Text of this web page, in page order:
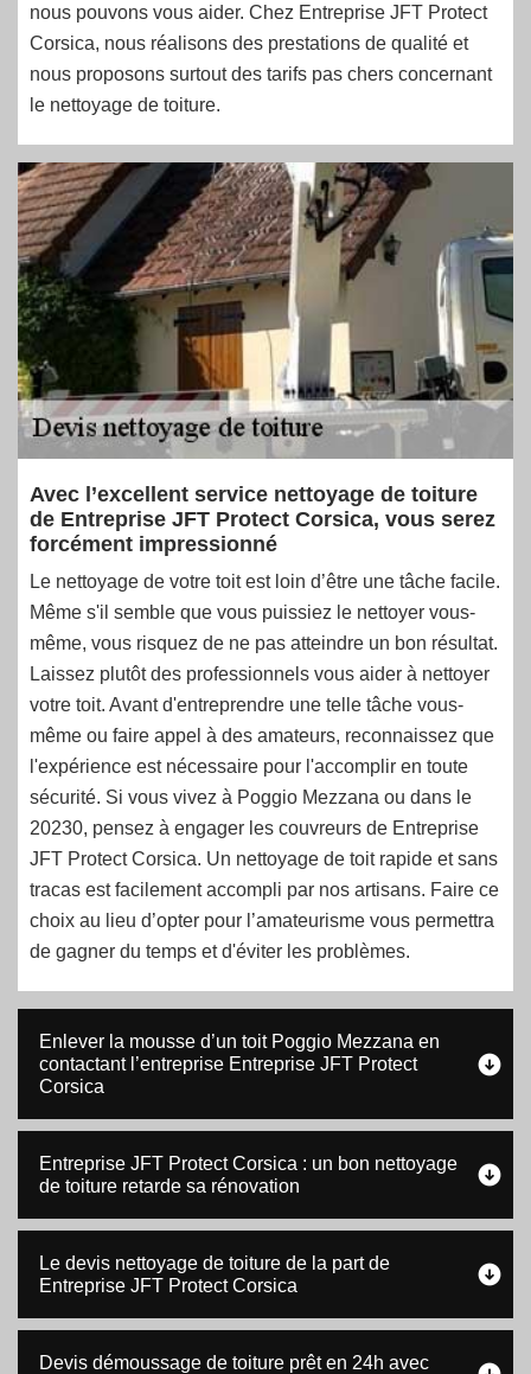
nous pouvons vous aider. Chez Entreprise JFT Protect
Corsica, nous réalisons des prestations de qualité et
nous proposons surtout des tarifs pas chers concernant
le nettoyage de toiture.
Avec l’excellent service nettoyage de toiture
de Entreprise JFT Protect Corsica, vous serez
forcément impressionné
Le nettoyage de votre toit est loin d’être une tâche facile.
Même s'il semble que vous puissiez le nettoyer vous-
même, vous risquez de ne pas atteindre un bon résultat.
Laissez plutôt des professionnels vous aider à nettoyer
votre toit. Avant d'entreprendre une telle tâche vous-
même ou faire appel à des amateurs, reconnaissez que
l'expérience est nécessaire pour l'accomplir en toute
sécurité. Si vous vivez à Poggio Mezzana ou dans le
20230, pensez à engager les couvreurs de Entreprise
JFT Protect Corsica. Un nettoyage de toit rapide et sans
tracas est facilement accompli par nos artisans. Faire ce
choix au lieu d’opter pour l’amateurisme vous permettra
de gagner du temps et d'éviter les problèmes.
Enlever la mousse d’un toit Poggio Mezzana en
contactant l’entreprise Entreprise JFT Protect
Corsica
Entreprise JFT Protect Corsica : un bon nettoyage
de toiture retarde sa rénovation
Le devis nettoyage de toiture de la part de
Entreprise JFT Protect Corsica
Devis démoussage de toiture prêt en 24h avec